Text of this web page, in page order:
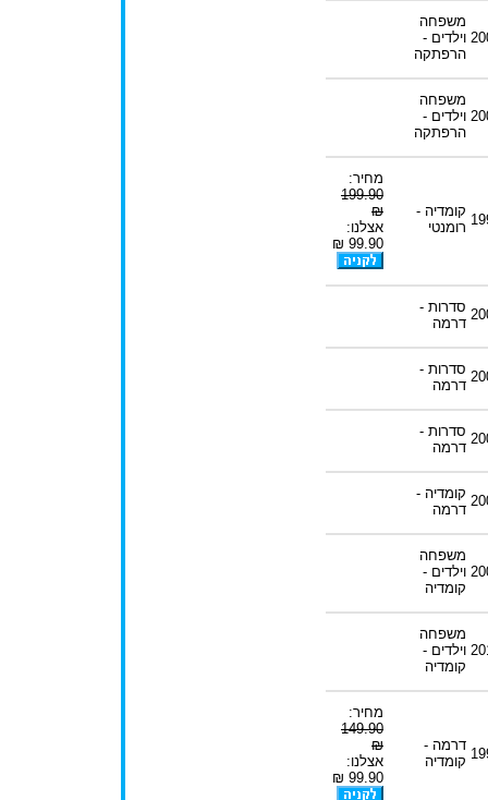
משפחה
וילדים -
הרפתקה
משפחה
וילדים -
הרפתקה
קומדיה -
רומנטי
מחיר:
199.90
₪
אצלנו:
99.90 ₪
סדרות -
דרמה
סדרות -
דרמה
סדרות -
דרמה
קומדיה -
דרמה
משפחה
וילדים -
קומדיה
משפחה
וילדים -
קומדיה
דרמה -
קומדיה
מחיר:
149.90
₪
אצלנו:
99.90 ₪